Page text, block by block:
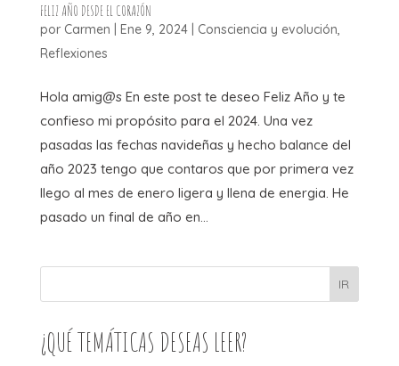
FELIZ AÑO DESDE EL CORAZÓN
por Carmen Ene 9, 2024| Consciencia y evolución,
Reflexiones
Hola amig@s En este post te deseo Feliz Año y te
confieso mi propósito para el 2024. Una vez
pasadas las fechas navideñas y hecho balance del
año 2023 tengo que contaros que por primera vez
llego al mes de enero ligera y llena de energia. He
pasado un final de año en...
IR
¿QUÉ TEMÁTICAS DESEAS LEER?